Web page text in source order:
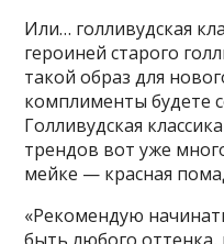
Или… голливудская
героиней старого
такой образ для
комплименты будете
Голливудская
трендов вот уже
мейке — красная
«Рекомендую